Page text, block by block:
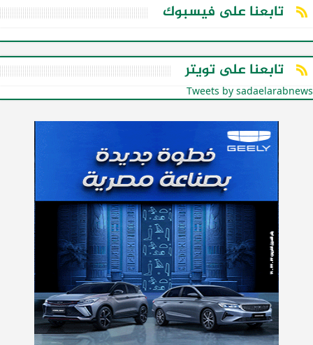
تابعنا على فيسبوك
تابعنا على تويتر
Tweets by sadaelarabnews